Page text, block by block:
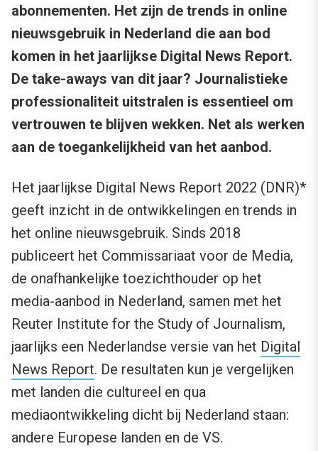
abonnementen. Het zijn de trends in online
nieuwsgebruik in Nederland die aan bod
komen in het jaarlijkse Digital News Report.
De take-aways van dit jaar? Journalistieke
professionaliteit uitstralen is essentieel om
vertrouwen te blijven wekken. Net als werken
aan de toegankelijkheid van het aanbod.
Het jaarlijkse Digital News Report 2022 (DNR)*
geeft inzicht in de ontwikkelingen en trends in
het online nieuwsgebruik. Sinds 2018
publiceert het Commissariaat voor de Media,
de onafhankelijke toezichthouder op het
media-aanbod in Nederland, samen met het
Reuter Institute for the Study of Journalism,
jaarlijks een Nederlandse versie van het Digital
News Report. De resultaten kun je vergelijken
met landen die cultureel en qua
mediaontwikkeling dicht bij Nederland staan:
andere Europese landen en de VS.